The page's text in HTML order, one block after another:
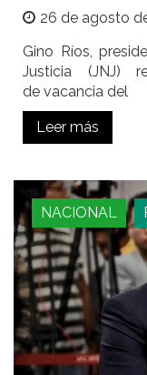
26 de agosto
Gino Ríos,
Justicia (JNJ)
de vacancia del
Leer más
NACIONAL